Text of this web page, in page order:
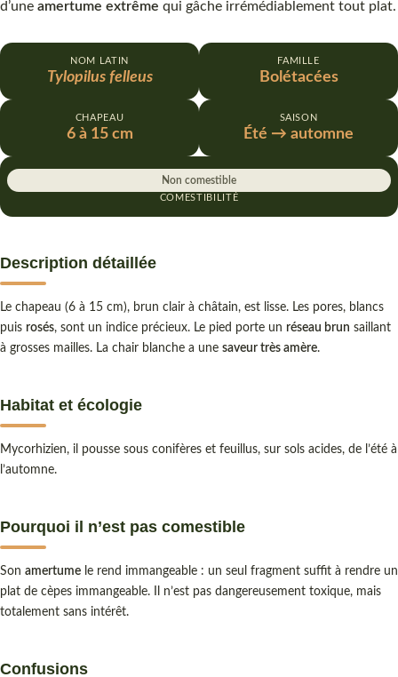
d’une amertume extrême qui gâche irrémédiablement tout plat.
NOM LATIN
Tylopilus felleus
FAMILLE
Bolétacées
CHAPEAU
6 à 15 cm
SAISON
Été → automne
COMESTIBILITÉ
Non comestible
Description détaillée
Le chapeau (6 à 15 cm), brun clair à châtain, est lisse. Les pores, blancs
puis rosés, sont un indice précieux. Le pied porte un réseau brun saillant
à grosses mailles. La chair blanche a une saveur très amère.
Habitat et écologie
Mycorhizien, il pousse sous conifères et feuillus, sur sols acides, de l’été à
l’automne.
Pourquoi il n’est pas comestible
Son amertume le rend immangeable : un seul fragment suffit à rendre un
plat de cèpes immangeable. Il n’est pas dangereusement toxique, mais
totalement sans intérêt.
Confusions